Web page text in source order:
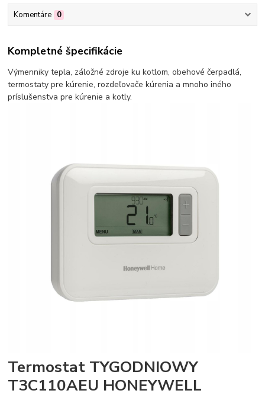
Komentáre 0
Kompletné špecifikácie
Výmenniky tepla, záložné zdroje ku kotlom, obehové čerpadlá,
termostaty pre kúrenie, rozdeľovače kúrenia a mnoho iného
príslušenstva pre kúrenie a kotly.
Termostat TYGODNIOWY
T3C110AEU HONEYWELL